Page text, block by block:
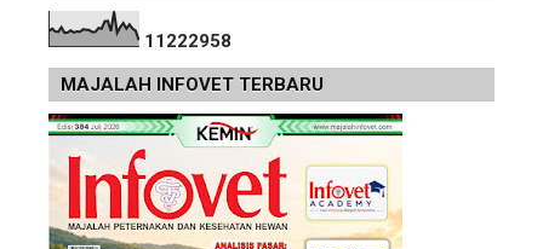
11222958
MAJALAH INFOVET TERBARU